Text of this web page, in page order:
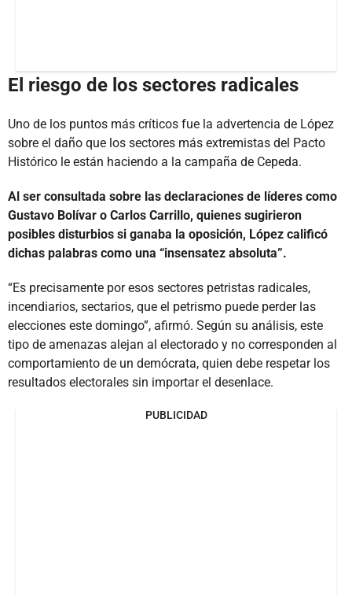
El riesgo de los sectores radicales
Uno de los puntos más críticos fue la advertencia de López
sobre el daño que los sectores más extremistas del Pacto
Histórico le están haciendo a la campaña de Cepeda.
Al ser consultada sobre las declaraciones de líderes como
Gustavo Bolívar o Carlos Carrillo, quienes sugirieron
posibles disturbios si ganaba la oposición, López calificó
dichas palabras como una “insensatez absoluta”.
“Es precisamente por esos sectores petristas radicales,
incendiarios, sectarios, que el petrismo puede perder las
elecciones este domingo”, afirmó. Según su análisis, este
tipo de amenazas alejan al electorado y no corresponden al
comportamiento de un demócrata, quien debe respetar los
resultados electorales sin importar el desenlace.
PUBLICIDAD